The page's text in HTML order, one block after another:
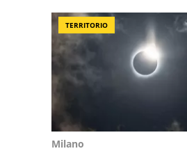
TERRITORIO
Milano